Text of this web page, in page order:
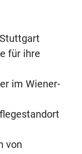
für ihre
im Wiener-
von